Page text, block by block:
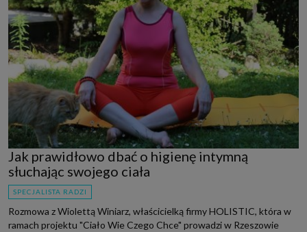
Jak prawidłowo dbać o higienę intymną
słuchając swojego ciała
SPECJALISTA RADZI
Rozmowa z Wiolettą Winiarz, właścicielką firmy HOLISTIC, która w
ramach projektu "Ciało Wie Czego Chce" prowadzi w Rzeszowie